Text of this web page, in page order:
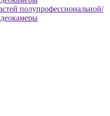
полупрофессиональной/